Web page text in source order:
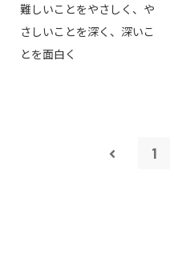
難しいことをやさしく、や
さしいことを深く、深いこ
とを面白く
1